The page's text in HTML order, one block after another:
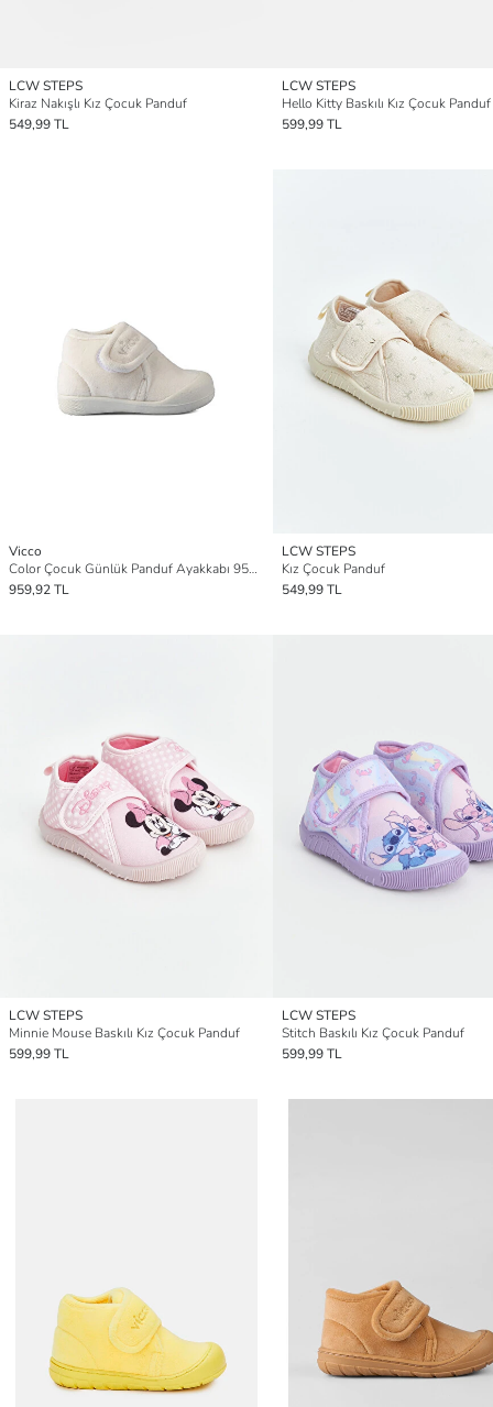
LCW STEPS
Kiraz Nakışlı Kız Çocuk Panduf
549,99 TL
LCW STEPS
Hello Kitty Baskılı Kız Çocuk Panduf
599,99 TL
Vicco
Color Çocuk Günlük Panduf Ayakkabı 959.P19K.446-122 Krem
959,92 TL
LCW STEPS
Kız Çocuk Panduf
549,99 TL
LCW STEPS
Minnie Mouse Baskılı Kız Çocuk Panduf
599,99 TL
LCW STEPS
Stitch Baskılı Kız Çocuk Panduf
599,99 TL